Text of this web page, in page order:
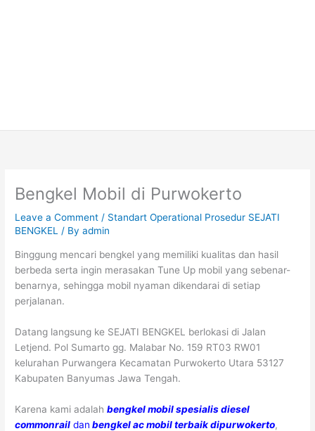
Bengkel Mobil di Purwokerto
Leave a Comment / Standart Operational Prosedur SEJATI
BENGKEL
/ Byadmin
Binggung mencari bengkel yang memiliki kualitas dan hasil
berbeda serta ingin merasakan Tune Up mobil yang sebenar-
benarnya, sehingga mobil nyaman dikendarai di setiap
perjalanan.
Datang langsung ke SEJATI BENGKEL berlokasi di Jalan
Letjend. Pol Sumarto gg. Malabar No. 159 RT03 RW01
kelurahan Purwangera Kecamatan Purwokerto Utara 53127
Kabupaten Banyumas Jawa Tengah.
Karena kami adalahbengkel mobil spesialis diesel
commonrail dan bengkel ac mobil terbaik dipurwokerto,